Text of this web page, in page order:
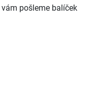
pošleme balíček